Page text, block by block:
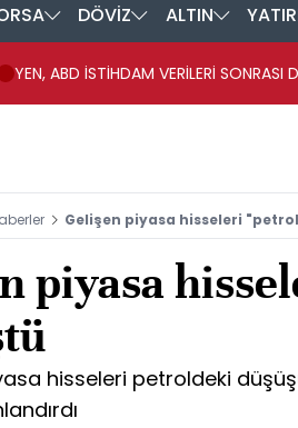
DÖVİZ ALTIN
YEN, ABD İSTİHDAM VERİLERİ SONRASI
Gelişen piyasa hisseleri
piyasa
hisseleri petroldeki